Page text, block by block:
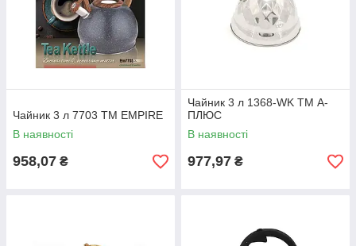
Чайник 3 л 7703 ТМ EMPIRE
В наявності
958,07 ₴
Чайник 3 л 1368-WK ТМ А-
ПЛЮС
В наявності
977,97 ₴